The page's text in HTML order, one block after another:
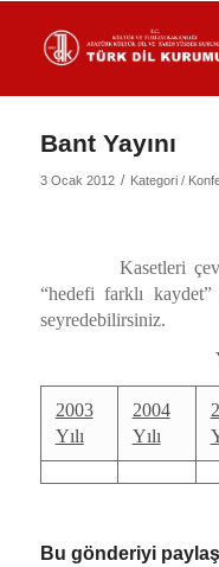
Bant Yayını
3 Ocak 2012 / Kategori /
Kasetleri
“hedefi farklı
seyredebilirsiniz.
2003
Yılı
2004
Yılı
Bu gönderiyi paylaş